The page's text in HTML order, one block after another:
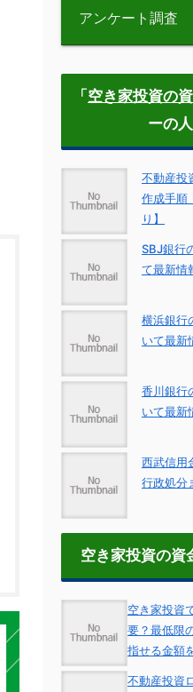
アンケート調査
「空き家投資の
ーの
不動産投
作成手順
り】
SBJ銀行
て最新情
横浜銀行
いて最新
香川銀行
いて最新
西武信用
行政処分
空き家投資の資
空き家投資
要？最低限
指せる金額
不動産投資